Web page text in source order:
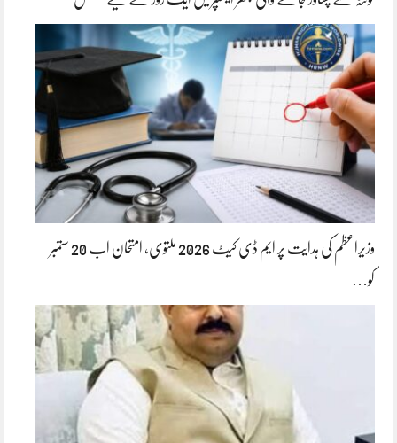
وزیراعظم کی ہدایت پر ایم ڈی کیٹ 2026 ملتوی، امتحان اب 20 ستمبر
کو…